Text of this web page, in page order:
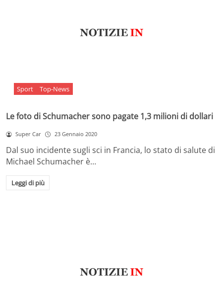
Sport Top-News
Le foto di Schumacher sono pagate 1,3 milioni di dollari
Super Car 23 Gennaio 2020
Dal suo incidente sugli sci in Francia, lo stato di salute di
Michael Schumacher è…
Leggi di più